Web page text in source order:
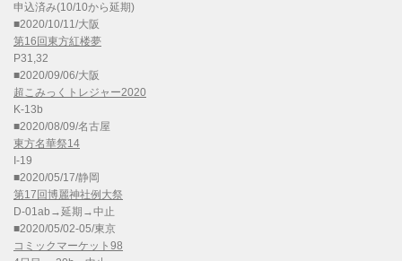
申込済み(10/10から延期)
■2020/10/11/大阪
第16回東方紅楼夢
P31,32
■2020/09/06/大阪
超こみっくトレジャー2020
K-13b
■2020/08/09/名古屋
東方名華祭14
I-19
■2020/05/17/静岡
第17回博麗神社例大祭
D-01ab→延期→中止
■2020/05/02-05/東京
コミックマーケット98